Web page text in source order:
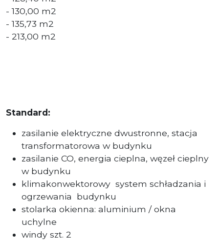
- 130,00 m2
- 135,73 m2
- 213,00 m2
Standard:
zasilanie elektryczne dwustronne, stacja
transformatorowa w budynku
zasilanie CO, energia cieplna, węzeł cieplny
w budynku
klimakonwektorowy system schładzania i
ogrzewania budynku
stolarka okienna: aluminium / okna
uchylne
windy szt. 2